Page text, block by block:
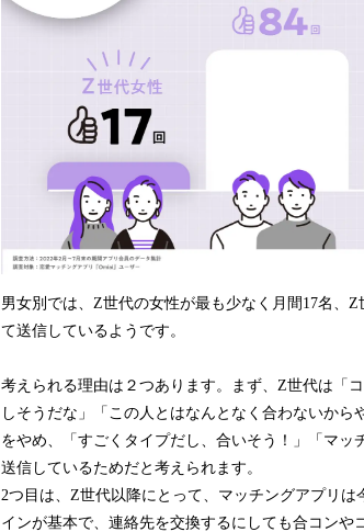
男女別では、Z世代の女性が最も少なく月間17名、
て送信しているようです。
考えられる理由は２つあります。まず、Z世代は「
しそうだな」「この人とはなんとなく合わないか
をやめ、「すごくタイプだし、合いそう！」「マ
送信しているためだと考えられます。
2つ目は、Z世代以降にとって、マッチングアプリ
インが基本で、連絡先を交換するにしても合コンや